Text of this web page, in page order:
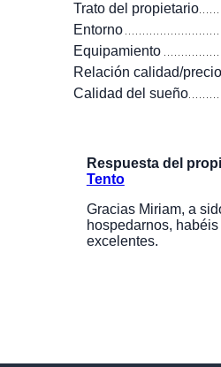
Trato del propietario
Entorno
Equipamiento
Relación calidad/precio
Calidad del sueño
Respuesta del
Tento
Gracias Miriam, a
hospedarnos,
excelentes.